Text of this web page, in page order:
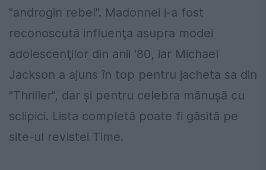
"androgin rebel". Madonnei i-a fost
reconoscută influenţa asupra modei
adolescenţilor din anii '80, iar Michael
Jackson a ajuns în top pentru jacheta sa din
"Thriller", dar şi pentru celebra mănuşă cu
sclipici. Lista completă poate fi găsită pe
site-ul revistei Time.